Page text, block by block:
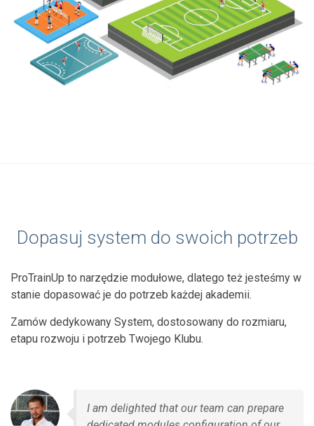
Dopasuj system do swoich potrzeb
ProTrainUp to narzędzie modułowe, dlatego też jesteśmy w
stanie dopasować je do potrzeb każdej akademii.
Zamów dedykowany System, dostosowany do rozmiaru,
etapu rozwoju i potrzeb Twojego Klubu.
I am delighted that our team can prepare